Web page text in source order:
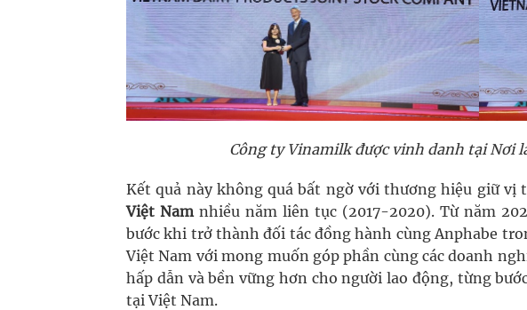
Công ty Vinamilk được vinh danh tại Nơi
Kết quả này không quá bất ngờ với thương hiệu giữ vị
Việt Namnhiều năm liên tục (2017-2020). Từ năm
bước khi trở thành đối tác đồng hành cùng Anphabe
Việt Nam với mong muốn góp phần cùng các doanh
hấp dẫn và bền vững hơn cho người lao động, từng
tại Việt Nam.